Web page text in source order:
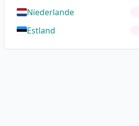
Niederlande
Estland